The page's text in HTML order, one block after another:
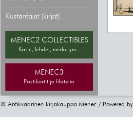
Kustantajat (kirjat)
MENEC2 COLLECTIBLES
Kortit, lehdet, merkit ym...
MENEC3
Postikortit ja filatelia
© Antikvaarinen kirjakauppa Menec / Powered by